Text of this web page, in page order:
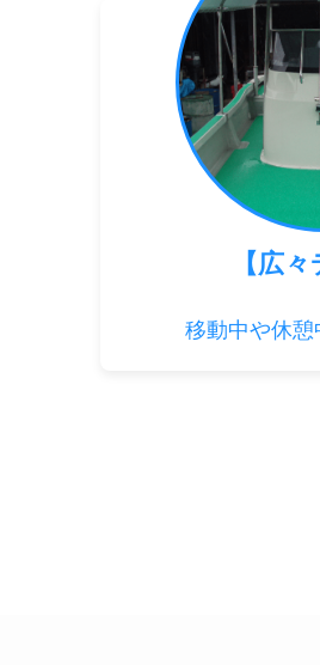
【広
移動中や休憩